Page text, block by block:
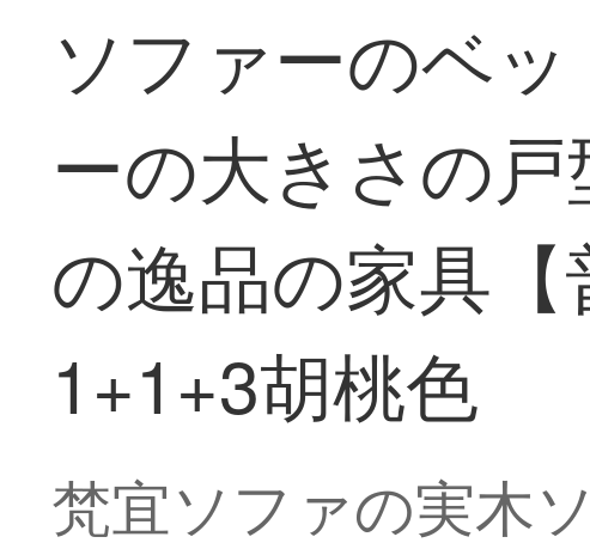
ソファーのベ
ーの大きさの
の逸品の家具【
1+1+3胡桃色
梵宜ソファの実木